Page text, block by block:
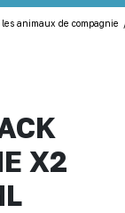
animaux de compagnie
X2